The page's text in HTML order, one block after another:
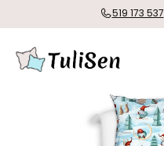
519 173 537